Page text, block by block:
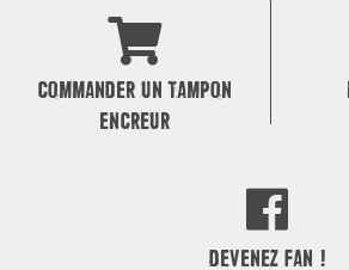
COMMANDER UN TAMPON
ENCREUR
DEVENEZ FAN !